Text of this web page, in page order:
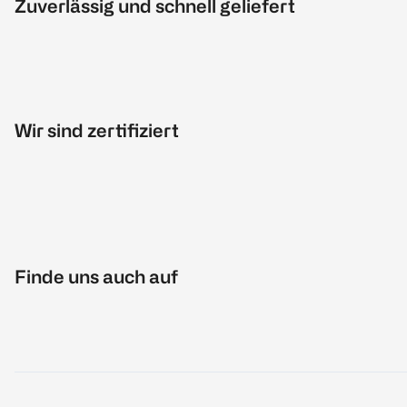
Zuverlässig und schnell geliefert
Wir sind zertifiziert
Finde uns auch auf